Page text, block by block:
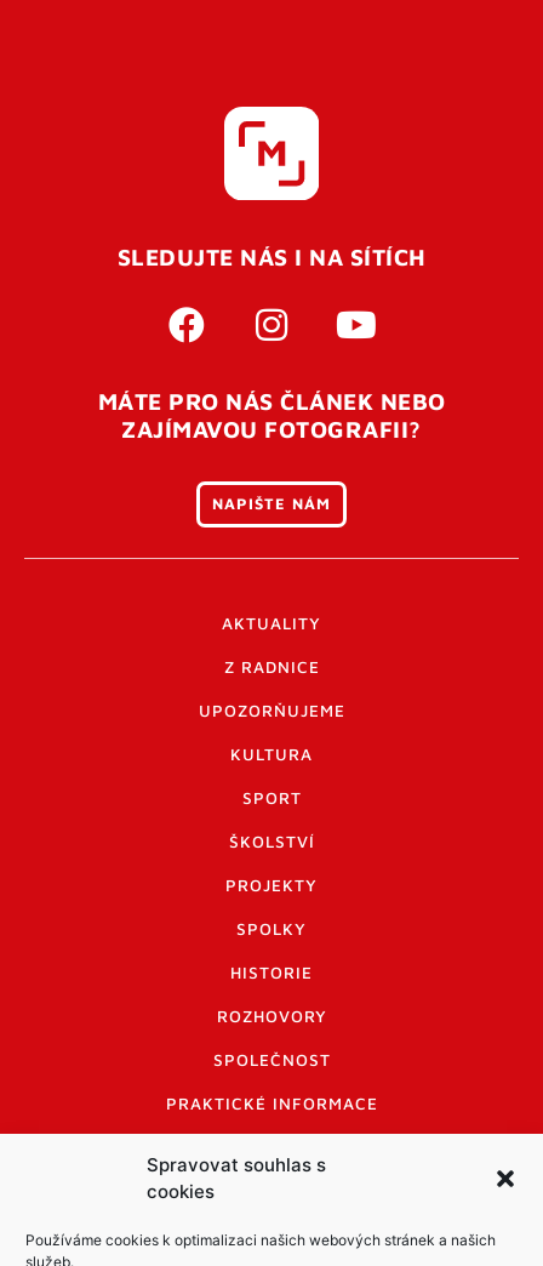
Spravovat souhlas s
cookies
Používáme cookies k optimalizaci našich webových stránek a našich
služeb.
Pro úspěšné dokončení registrace je potřeba
vaší e-mailovouadresu. Po úspěšném odeslání
otevření tohoto odkazu se váš účet ověří a můžete se
přihlásit. Nezapomeňte zkontrolovat složku SPAM ve
SLEDUJTE NÁS I NA SÍTÍCH
MÁTE PRO NÁS ČLÁNEK NEBO
ZAJÍMAVOU FOTOGRAFII?
NAPIŠTE NÁM
AKTUALITY
Z RADNICE
UPOZORŇUJEME
KULTURA
SPORT
ŠKOLSTVÍ
PROJEKTY
SPOLKY
HISTORIE
ROZHOVORY
SPOLEČNOST
PRAKTICKÉ INFORMACE
INFORMACE A KODEX DISKUTUJÍCÍCH
LOGO A LOGO MANUÁL